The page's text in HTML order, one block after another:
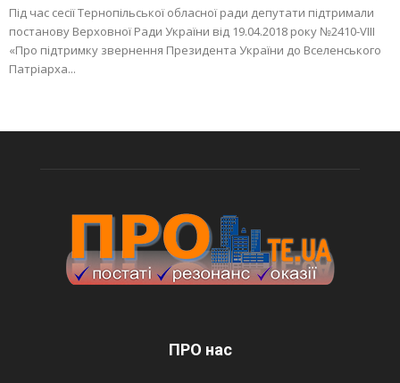
Під час сесії Тернопільської обласної ради депутати підтримали
постанову Верховної Ради України від 19.04.2018 року №2410-VIII
«Про підтримку звернення Президента України до Вселенського
Патріарха...
ПРО нас